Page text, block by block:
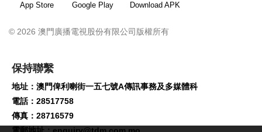
App Store Google Play Download APK
© 2026 澳門廣播電視股份有限公司版權所有
保持聯繫
地址：澳門俾利喇街一五七號A傳訊事務及多媒體科
電話：28517758
傳真：28716579